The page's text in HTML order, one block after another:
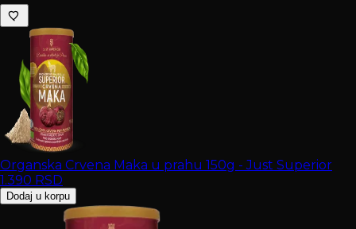
Organska Crvena Maka u prahu 150g - Just Superior
1.390 RSD
Dodaj u korpu